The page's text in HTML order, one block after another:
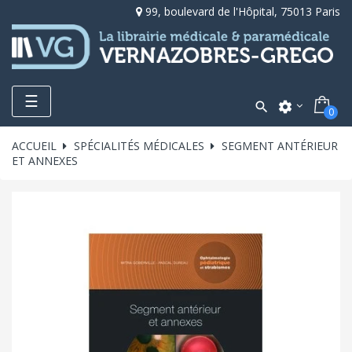
99, boulevard de l'Hôpital, 75013 Paris
Toggle
navigation
☰  settings 0
ACCUEIL SPÉCIALITÉS MÉDICALES
SEGMENT ANTÉRIEUR
ET ANNEXES